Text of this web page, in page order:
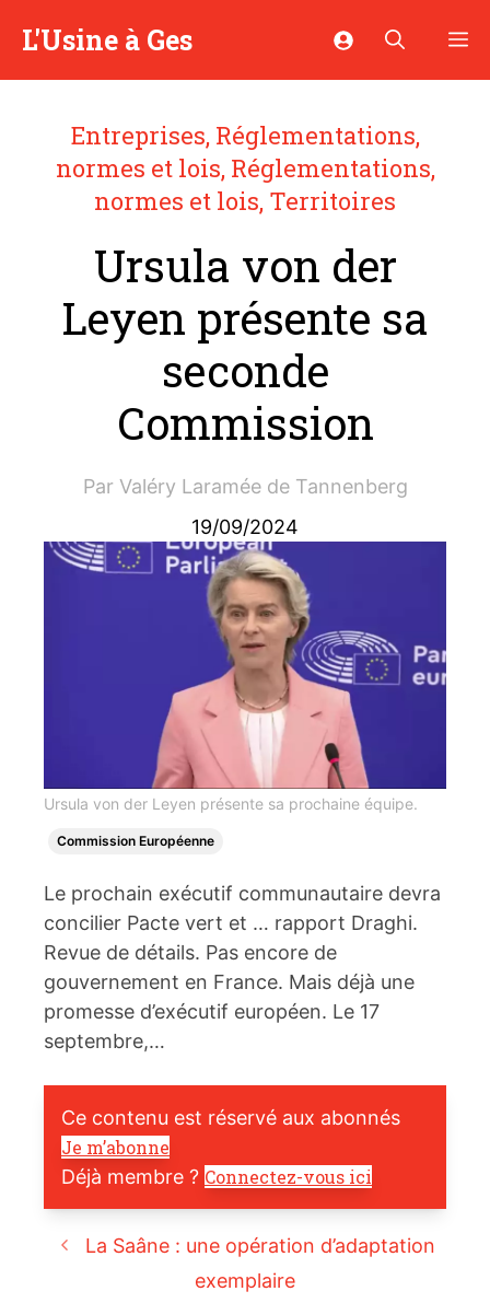
L'Usine à Ges
Entreprises, Réglementations,
normes et lois, Réglementations,
normes et lois, Territoires
Ursula von der
Leyen présente sa
seconde
Commission
Par Valéry Laramée de Tannenberg
19/09/2024
Ursula von der Leyen présente sa prochaine équipe.
Commission Européenne
Le prochain exécutif communautaire devra
concilier Pacte vert et … rapport Draghi.
Revue de détails. Pas encore de
gouvernement en France. Mais déjà une
promesse d’exécutif européen. Le 17
septembre,…
Ce contenu est réservé aux abonnés
Je m’abonne
Déjà membre ? Connectez-vous ici
La Saâne : une opération d’adaptation
exemplaire